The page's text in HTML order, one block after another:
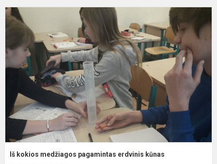
Iš kokios medžiagos pagamintas erdvinis kūnas